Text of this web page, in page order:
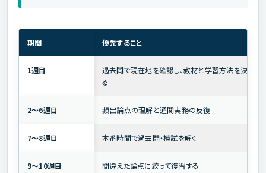
期間 優先すること
1週目
過去問で現在地を確認し、教材と学習方法を決め
る
2～6週目 頻出論点の理解と通関実務の反復
7～8週目 本番時間で過去問・模試を解く
9～10週目 間違えた論点に絞って復習する